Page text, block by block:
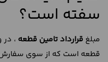
سفته است؟
مبلغ قرارداد تامین قطعه ،
قطعه است که از سوی سفارش